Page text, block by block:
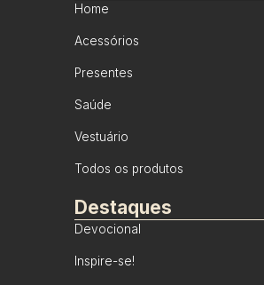
Home
Acessórios
Presentes
Saúde
Vestuário
Todos os produtos
Destaques
Devocional
Inspire-se!